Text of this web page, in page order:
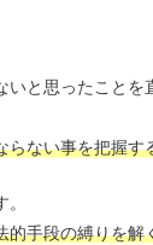
いと思ったこと
らない事を把握す
的手段の縛りを解